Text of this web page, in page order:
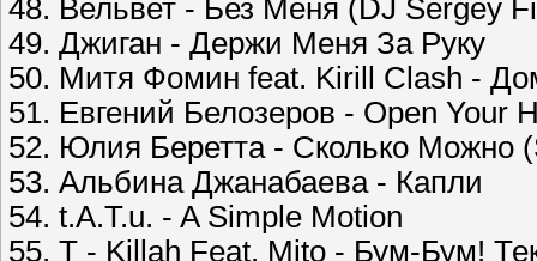
48. Вельвет - Без Меня (DJ Sergey
49. Джиган - Держи Меня За Руку
50. Митя Фомин feat. Kirill Clash -
51. Евгений Белозеров - Open Your
52. Юлия Беретта - Сколько Можно
53. Альбина Джанабаева - Капли
54. t.A.T.u. - A Simple Motion
55. T - Killah Feat. Mito - Бум-Бум!